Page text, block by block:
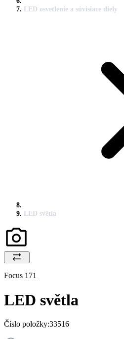
LED osvetlenie a súvisiace diely
LED světla
Focus 171
LED světla
Číslo položky:33516